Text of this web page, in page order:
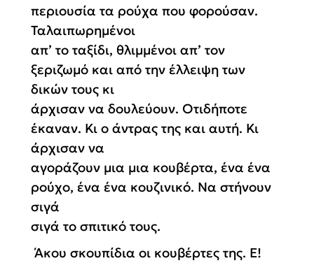
περιουσία τα ρούχα που φορούσαν.
Ταλαιπωρημένοι
απ’ το ταξίδι, θλιμμένοι απ’ τον
ξεριζωμό και από την έλλειψη των
δικών τους κι
άρχισαν να δουλεύουν. Οτιδήποτε
έκαναν. Κι ο άντρας της και αυτή. Κι
άρχισαν να
αγοράζουν μια μια κουβέρτα, ένα ένα
ρούχο, ένα ένα κουζινικό. Να στήνουν
σιγά
σιγά το σπιτικό τους.
Άκου σκουπίδια οι κουβέρτες της. Ε!